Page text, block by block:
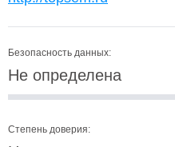
Безопасность данных:
Не определена
Степень доверия: